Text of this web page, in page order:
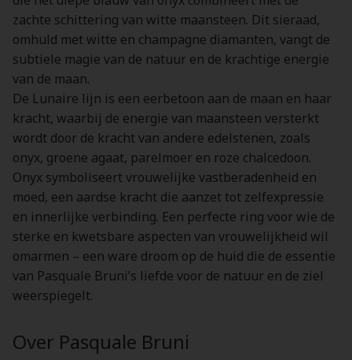
zachte schittering van witte maansteen. Dit sieraad,
omhuld met witte en champagne diamanten, vangt de
subtiele magie van de natuur en de krachtige energie
van de maan.
De Lunaire lijn is een eerbetoon aan de maan en haar
kracht, waarbij de energie van maansteen versterkt
wordt door de kracht van andere edelstenen, zoals
onyx, groene agaat, parelmoer en roze chalcedoon.
Onyx symboliseert vrouwelijke vastberadenheid en
moed, een aardse kracht die aanzet tot zelfexpressie
en innerlijke verbinding. Een perfecte ring voor wie de
sterke en kwetsbare aspecten van vrouwelijkheid wil
omarmen – een ware droom op de huid die de essentie
van Pasquale Bruni’s liefde voor de natuur en de ziel
weerspiegelt.
Over Pasquale Bruni